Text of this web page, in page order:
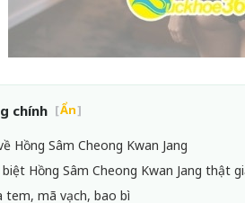
chính [Ẩn]
Hồng Sâm Cheong Kwan Jang
Hồng Sâm Cheong Kwan Jang thật
tem, mã vạch, bao bì